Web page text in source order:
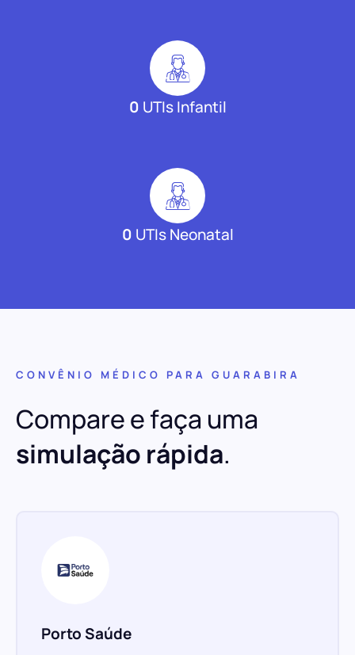
0 UTIs Infantil
0 UTIs Neonatal
CONVÊNIO MÉDICO PARA GUARABIRA
Compare e faça uma
simulação rápida.
Porto Saúde